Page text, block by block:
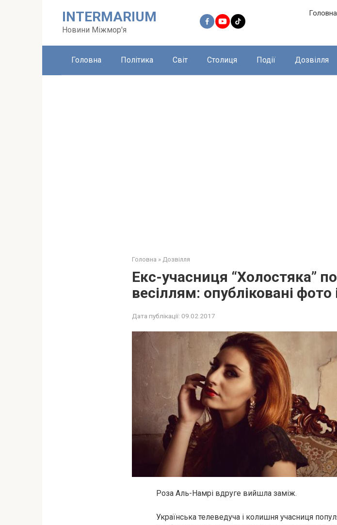
INTERMARIUM
Новини Міжмор'я
Головна
Головна Політика Світ Столиця Події Дозвілля
Головна » Дозвілля
Екс-учасниця “Холостяка”
весіллям: опубліковані фото
Дата публікації: 09.02.2017
Роза Аль-Намрі вдруге вийшла заміж.
Українська телеведуча і колишня учасниця